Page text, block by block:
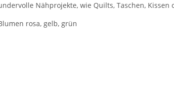
Nähprojekte, wie Quilts, Taschen, Kissen
rosa, gelb, grün